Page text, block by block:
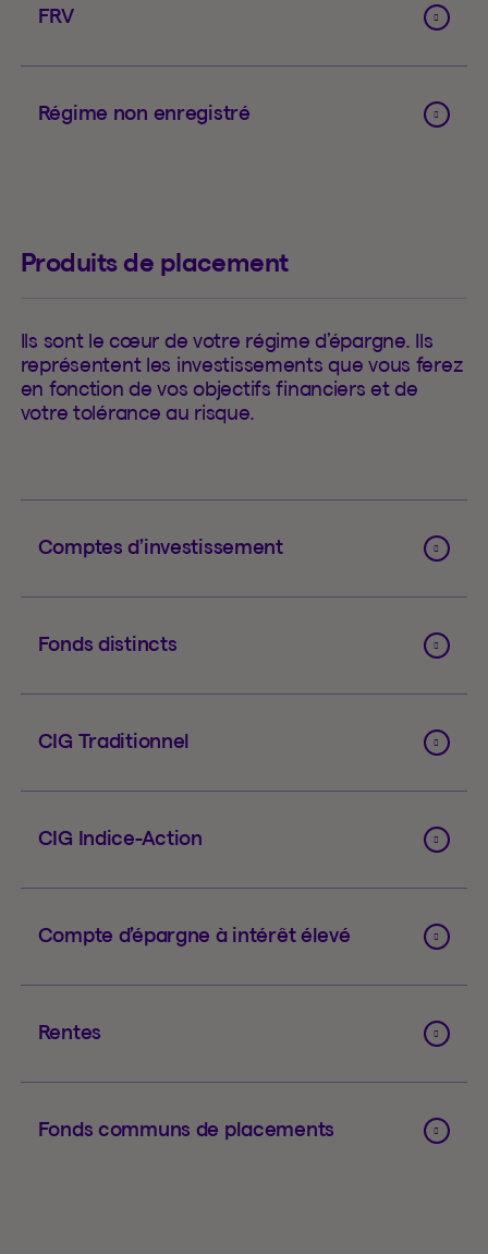
FRV
Régime non enregistré
Produits de placement
Ils sont le cœur de votre régime d’épargne. Ils
représentent les investissements que vous ferez
en fonction de vos objectifs financiers et de
votre tolérance au risque.
Comptes d’investissement
Fonds distincts
CIG Traditionnel
CIG Indice-Action
Compte d’épargne à intérêt élevé
Rentes
Fonds communs de placements